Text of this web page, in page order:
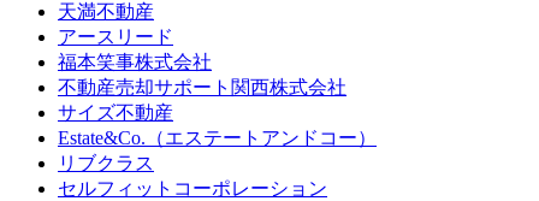
天満不動産
アースリード
福本笑事株式会社
不動産売却サポート関西株式会社
サイズ不動産
Estate&Co.（エステートアンドコー）
リブクラス
セルフィットコーポレーション